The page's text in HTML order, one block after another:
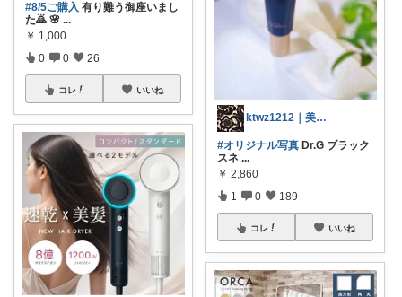
#8/5ご購入 有り難う御座いまし
た🙇 🌸 ...
￥ 1,000
0 0 26
コレ いいね
ktwz1212｜美容好きROOM🫧
#オリジナル写真 Dr.G ブラック
スネ ...
￥ 2,860
1 0 189
コレ いいね